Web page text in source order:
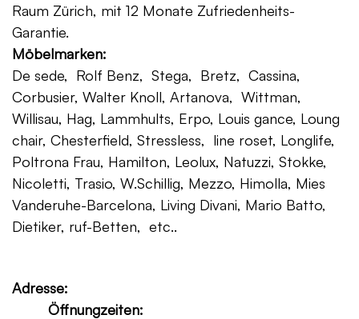
Raum Zürich, mit 12 Monate Zufriedenheits-
Garantie.
Möbelmarken:
De sede, Rolf Benz, Stega, Bretz, Cassina,
Corbusier, Walter Knoll, Artanova, Wittman,
Willisau, Hag, Lammhults, Erpo, Louis gance, Loung
chair, Chesterfield, Stressless, line roset, Longlife,
Poltrona Frau, Hamilton, Leolux, Natuzzi, Stokke,
Nicoletti, Trasio, W.Schillig, Mezzo, Himolla, Mies
Vanderuhe-Barcelona, Living Divani, Mario Batto,
Dietiker, ruf-Betten, etc..
Adresse:
Öffnungzeiten: